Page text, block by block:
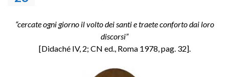
“cercate ogni giorno il volto dei santi e traete conforto dai loro
discorsi”
[Didaché IV, 2; CN ed., Roma 1978, pag. 32].